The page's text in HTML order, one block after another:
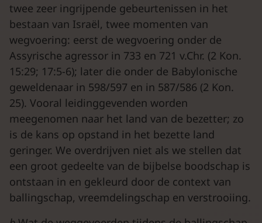
twee zeer ingrijpende gebeurtenissen in het
bestaan van Israël, twee momenten van
wegvoering: eerst de wegvoering onder de
Assyrische agressor in 733 en 721 v.Chr. (2 Kon.
15:29; 17:5-6); later die onder de Babylonische
geweldenaar in 598/597 en in 587/586 (2 Kon.
25). Vooral leidinggevenden worden
meegenomen naar het land van de bezetter; zo
is de kans op opstand in het bezette land
geringer. We overdrijven niet als we stellen dat
een groot gedeelte van de bijbelse boodschap is
ontstaan in en gekleurd door de context van
ballingschap, vreemdelingschap en verstrooiing.